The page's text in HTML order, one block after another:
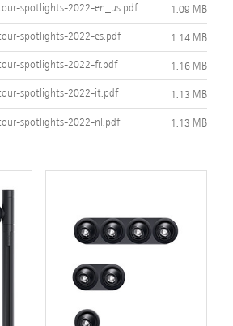
spotlights-2022-en_us.pdf
1.09 MB
spotlights-2022-es.pdf
1.14 MB
spotlights-2022-fr.pdf
1.16 MB
spotlights-2022-it.pdf
1.13 MB
spotlights-2022-nl.pdf 1.13 MB